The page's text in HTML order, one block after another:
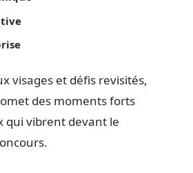
visages et défis revisités,
des moments forts
qui vibrent devant le